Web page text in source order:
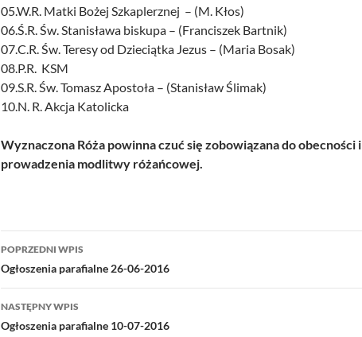
05.W.R. Matki Bożej Szkaplerznej – (M. Kłos)
06.Ś.R. Św. Stanisława biskupa – (Franciszek Bartnik)
07.C.R. Św. Teresy od Dzieciątka Jezus – (Maria Bosak)
08.P.R. KSM
09.S.R. Św. Tomasz Apostoła – (Stanisław Ślimak)
10.N. R. Akcja Katolicka
Wyznaczona Róża powinna czuć się zobowiązana do obecności i
prowadzenia modlitwy różańcowej.
Nawigacja
wpisu
POPRZEDNI WPIS
Ogłoszenia parafialne 26-06-2016
NASTĘPNY WPIS
Ogłoszenia parafialne 10-07-2016